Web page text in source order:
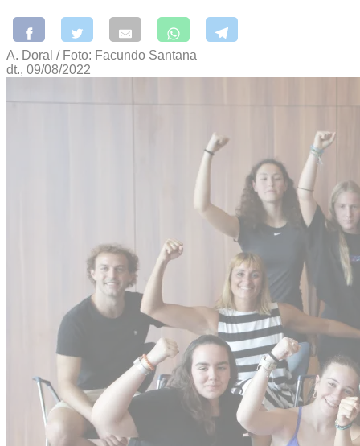
A. Doral / Foto: Facundo Santana
dt., 09/08/2022